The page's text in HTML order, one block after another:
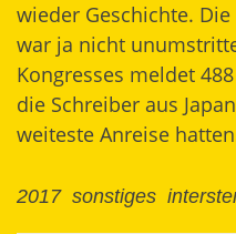
wieder Geschichte.
war ja nicht
Kongresses meldet
die Schreiber aus
weiteste Anreise
2017 sonstiges